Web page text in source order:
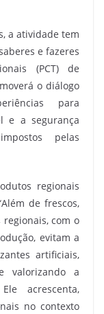
a atividade tem
e fazeres
(PCT) de
o diálogo
para
e a segurança
pelas
regionais
de frescos,
com o
evitam a
artificiais,
valorizando a
acrescenta,
no contexto